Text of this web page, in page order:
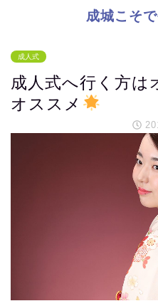
成城こそ
成人式
成人式へ行く方は
オススメ